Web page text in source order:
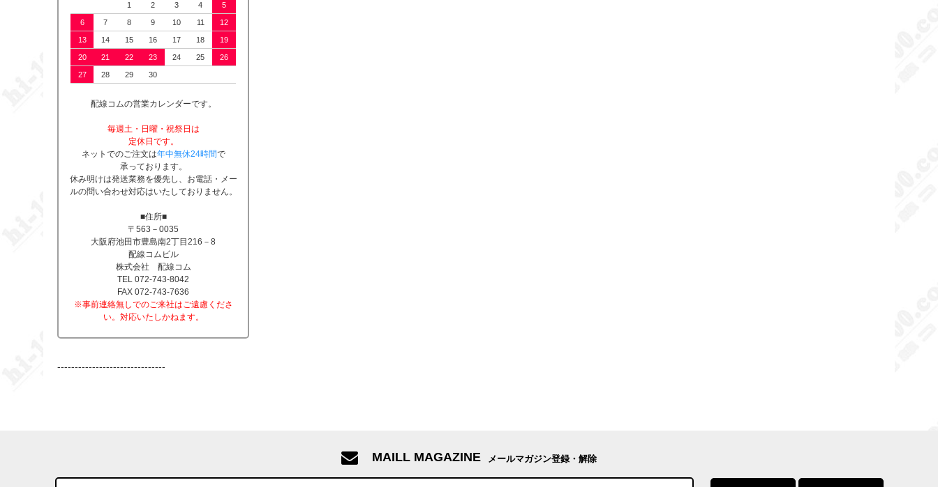
1
2 3 4 5
6 7 8 9 10 11 12
13 14 15 16 17 18 19
20 21 22 23 24 25 26
27 28 29 30
配線コムの営業カレンダーです。
毎週土・日曜・祝祭日は
定休日です。
ネットでのご注文は年中無休24時間で
承っております。
休み明けは発送業務を優先し、お電話・メー
ルの問い合わせ対応はいたしておりません。
■住所■
〒563－0035
大阪府池田市豊島南2丁目216－8
配線コムビル
株式会社 配線コム
TEL 072-743-8042
FAX 072-743-7636
※事前連絡無しでのご来社はご遠慮くださ
い。対応いたしかねます。
-------------------------------
MAILL MAGAZINE メールマガジン登録・解除